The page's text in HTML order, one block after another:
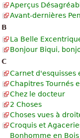
Aperçus
Avant-dernières
B
La Belle
Bonjour Biqui,
C
Carnet d'esquisses
Chapitres Tournés
Chez le docteur
2 Choses
Choses vues à
Croquis et
Bonhomme en Bois